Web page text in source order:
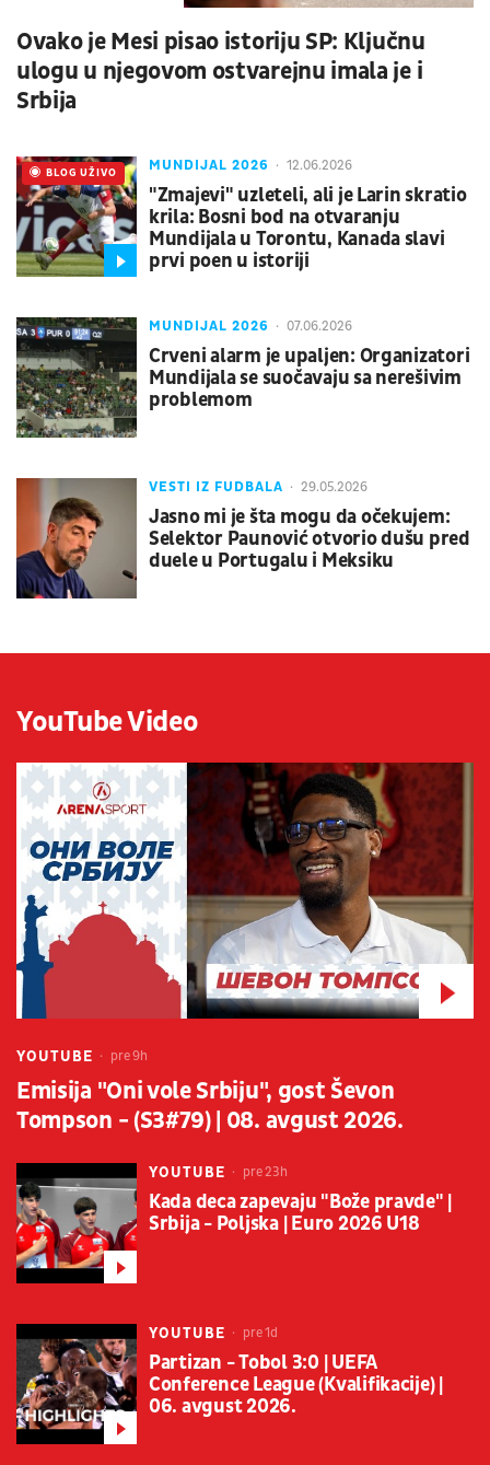
Ovako je Mesi pisao istoriju SP: Ključnu
ulogu u njegovom ostvarejnu imala je i
Srbija
MUNDIJAL 2026 12.06.2026
"Zmajevi" uzleteli, ali je Larin skratio
krila: Bosni bod na otvaranju
Mundijala u Torontu, Kanada slavi
prvi poen u istoriji
UŽIVO
BLOG UŽIVO
MUNDIJAL 2026 07.06.2026
Crveni alarm je upaljen: Organizatori
Mundijala se suočavaju sa nerešivim
problemom
VESTI IZ FUDBALA 29.05.2026
Jasno mi je šta mogu da očekujem:
Selektor Paunović otvorio dušu pred
duele u Portugalu i Meksiku
YouTube Video
YOUTUBE pre 9h
Emisija "Oni vole Srbiju", gost Ševon
Tompson - (S3#79) | 08. avgust 2026.
YOUTUBE pre 23h
Kada deca zapevaju "Bože pravde" |
Srbija - Poljska | Euro 2026 U18
YOUTUBE pre 1d
Partizan - Tobol 3:0 | UEFA
Conference League (Kvalifikacije) |
06. avgust 2026.